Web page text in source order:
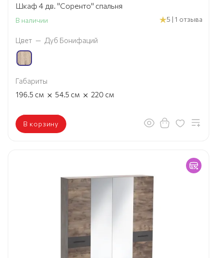
Шкаф 4 дв. "Соренто" спальня
В наличии 5 | 1 отзыва
Цвет — Дуб Бонифаций
Габариты
196.5 см × 54.5 см × 220 см
В корзину